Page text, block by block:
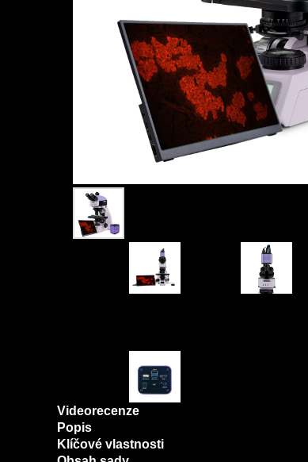
Videorecenze
Popis
Klíčové vlastnosti